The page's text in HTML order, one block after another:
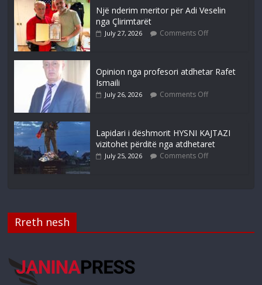
Një nderim meritor për Adi Veselin
nga Çlirimtarët
July 27, 2026 Comments Off
Opinion nga profesori atdhetar Rafet
Ismaili
July 26, 2026 Comments Off
Lapidari i dëshmorit HYSNI KAJTAZI
vizitohet përditë nga atdhetaret
July 25, 2026 Comments Off
Rreth nesh